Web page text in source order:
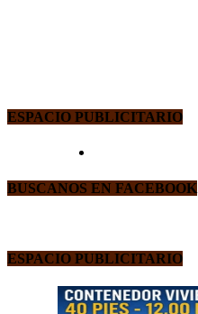
ESPACIO PUBLICITARIO
BUSCANOS EN FACEBOOK
ESPACIO PUBLICITARIO